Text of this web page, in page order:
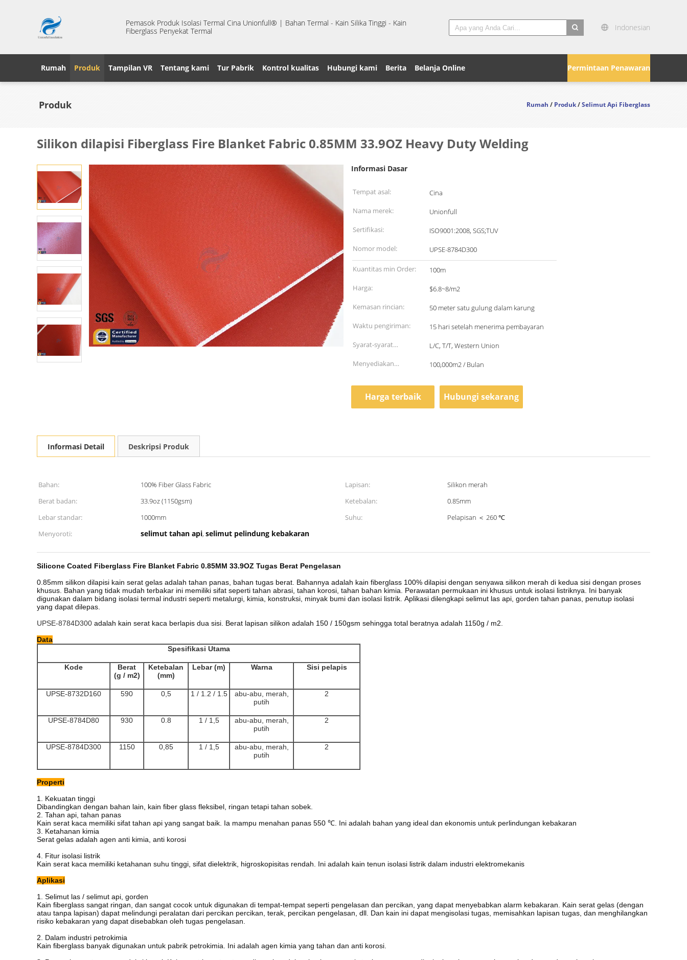
Pemasok Produk Isolasi Termal Cina Unionfull® | Bahan Termal - Kain Silika Tinggi - Kain
Fiberglass Penyekat Termal
Indonesian
Permintaan Penawaran
Rumah Produk Tampilan VR Tentang kami Tur Pabrik Kontrol kualitas Hubungi kami Berita Belanja Online
Produk Rumah/Produk/Selimut Api Fiberglass
Silikon dilapisi Fiberglass Fire Blanket Fabric 0.85MM 33.9OZ Heavy Duty Welding
Informasi Dasar
Tempat asal:
Cina
Nama merek:
Unionfull
Sertifikasi:
ISO9001:2008, SGS;TUV
Nomor model:
UPSE-8784D300
Kuantitas min Order:
100m
Harga:
$6.8~8/m2
Kemasan rincian:
50 meter satu gulung dalam karung
Waktu pengiriman:
15 hari setelah menerima pembayaran
Syarat-syarat
pembayaran:
L/C, T/T, Western Union
Menyediakan
100,000m2 / Bulan
Harga terbaik Hubungi sekarang
Informasi Detail Deskripsi Produk
Bahan: 100% Fiber Glass Fabric Lapisan:
Silikon merah
Berat badan:
33.9oz (1150gsm) Ketebalan:
0.85mm
Lebar standar:
1000mm Suhu:
Pelapisan ＜ 260 ℃
Menyoroti:
selimut tahan api, selimut pelindung kebakaran
Silicone Coated Fiberglass Fire Blanket Fabric 0.85MM 33.9OZ Tugas Berat Pengelasan
0.85mm silikon dilapisi kain serat gelas adalah tahan panas, bahan tugas berat. Bahannya adalah kain fiberglass 100% dilapisi dengan senyawa silikon merah di kedua sisi dengan proses
khusus. Bahan yang tidak mudah terbakar ini memiliki sifat seperti tahan abrasi, tahan korosi, tahan bahan kimia. Perawatan permukaan ini khusus untuk isolasi listriknya.
Ini banyak
digunakan dalam bidang isolasi termal industri seperti metalurgi, kimia, konstruksi, minyak bumi dan isolasi listrik. Aplikasi dilengkapi selimut las api, gorden tahan panas, penutup isolasi
yang dapat dilepas.
UPSE-8784D300 adalah kain serat kaca berlapis dua sisi. Berat lapisan silikon adalah 150 / 150gsm sehingga total beratnya adalah 1150g / m2.
Data
Spesifikasi Utama
Kode
Berat
(g / m2)
Ketebalan
(mm)
Lebar (m) Warna Sisi pelapis
UPSE-8732D160 590 0,5 1 / 1.2 / 1.5
abu-abu, merah,
putih
2
UPSE-8784D80 930 0.8 1 / 1,5
abu-abu, merah,
putih
2
UPSE-8784D300 1150 0,85 1 / 1,5
abu-abu, merah,
putih
2
Properti
1. Kekuatan tinggi
Dibandingkan dengan bahan lain, kain fiber glass fleksibel, ringan tetapi tahan sobek.
2. Tahan api, tahan panas
Kain serat kaca memiliki sifat tahan api yang sangat baik. Ia mampu menahan panas 550 ℃. Ini adalah bahan yang ideal dan ekonomis untuk perlindungan kebakaran
3. Ketahanan kimia
Serat gelas adalah agen anti kimia, anti korosi
4. Fitur isolasi listrik
Kain serat kaca memiliki ketahanan suhu tinggi, sifat dielektrik, higroskopisitas rendah.
Ini adalah kain tenun isolasi listrik dalam industri elektromekanis
Aplikasi
1. Selimut las / selimut api, gorden
Kain fiberglass sangat ringan, dan sangat cocok untuk digunakan di tempat-tempat seperti pengelasan dan percikan, yang dapat menyebabkan alarm kebakaran.
Kain serat gelas (dengan
atau tanpa lapisan) dapat melindungi peralatan dari percikan percikan, terak, percikan pengelasan, dll. Dan kain ini dapat mengisolasi tugas, memisahkan lapisan tugas, dan menghilangkan
risiko kebakaran yang dapat disebabkan oleh tugas pengelasan.
2. Dalam industri petrokimia
Kain fiberglass banyak digunakan untuk pabrik petrokimia.
Ini adalah agen kimia yang tahan dan anti korosi.